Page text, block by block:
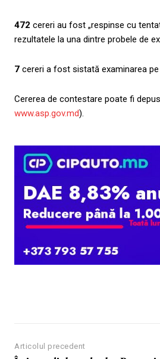
472 cereri au fost „respinse cu
rezultatele la una dintre probele de
7 cereri a fost sistată examinarea
Cererea de contestare poate fi
www.asp.gov.md).
Articolul precedent